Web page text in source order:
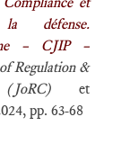
défense.
– CJIP –
Regulation &
et
pp. 63-68